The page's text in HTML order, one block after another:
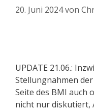
20. Juni 2024von
UPDATE 21.06.:
Stellungnahmen
Seite des BMI auch
nicht nur diskutiert,